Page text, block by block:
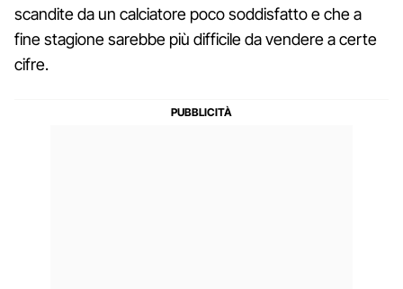
scandite da un calciatore poco soddisfatto e che a
fine stagione sarebbe più difficile da vendere a certe
cifre.